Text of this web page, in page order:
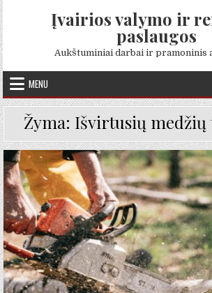
Skip to content
Įvairios valymo ir
paslaugos
Aukštuminiai darbai ir pramoninis
MENU
Žyma: Išvirtusių medžių
Posted in